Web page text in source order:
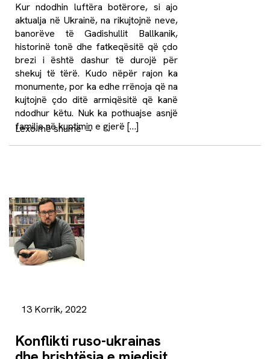
Kur ndodhin luftëra botërore, si ajo
aktualja në Ukrainë, na rikujtojnë neve,
banorëve të Gadishullit Ballkanik,
historinë tonë dhe fatkeqësitë që çdo
brezi i është dashur të durojë për
shekuj të tërë. Kudo nëpër rajon ka
monumente, por ka edhe rrënoja që na
kujtojnë çdo ditë armiqësitë që kanë
ndodhur këtu. Nuk ka pothuajse asnjë
familje në kuptimin e gjerë […]
Lexo më shumë→
13 Korrik, 2022
Konflikti ruso-ukrainas